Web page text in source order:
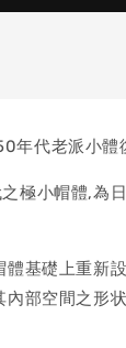
年代老派小體
極小帽體,為
基礎上重新
內部空間之形